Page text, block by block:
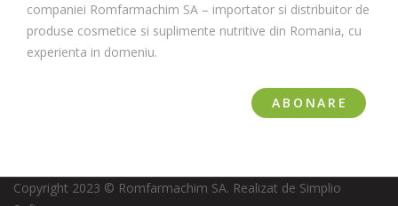
companiei Romfarmachim SA – importator si distribuitor de
produse cosmetice si suplimente nutritive din Romania, cu
experienta in domeniu.
ABONARE
Copyright 2023 © Romfarmachim SA. Realizat de Simplio